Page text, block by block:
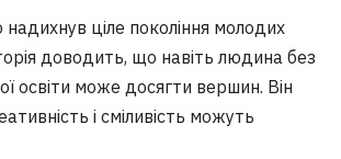
ціле покоління молодих
доводить, що навіть людина без
освіти може досягти вершин. Він
і сміливість можуть